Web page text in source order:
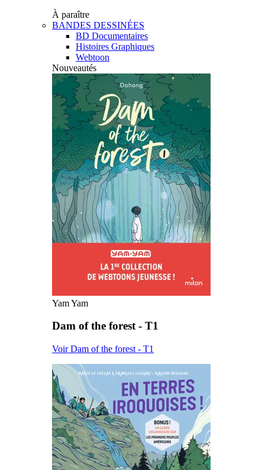
À paraître
BANDES DESSINÉES
BD Documentaires
Histoires Graphiques
Webtoon
Nouveautés
Yam Yam
Dam of the forest - T1
Voir Dam of the forest - T1